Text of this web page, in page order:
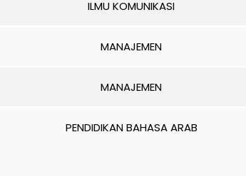
ILMU KOMUNIKASI
MANAJEMEN
MANAJEMEN
PENDIDIKAN BAHASA ARAB